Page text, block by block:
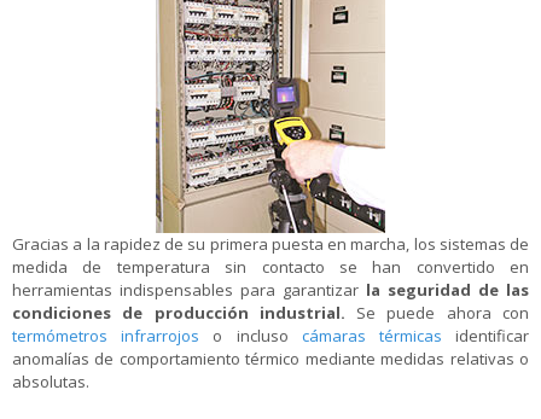
Gracias a la rapidez de su primera puesta en marcha, los sistemas de
medida de temperatura sin contacto se han convertido en
herramientas indispensables para garantizar la seguridad de las
condiciones de producción industrial. Se puede ahora con
termómetros infrarrojos o incluso cámaras térmicas identificar
anomalías de comportamiento térmico mediante medidas relativas o
absolutas.